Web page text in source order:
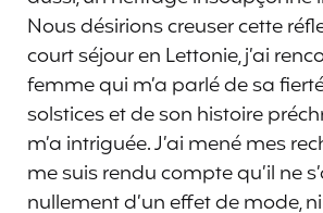
Nous désirions creuser cette
court séjour en Lettonie, j’ai
femme qui m’a parlé de sa
solstices et de son histoire
m’a intriguée. J’ai mené mes
me suis rendu compte qu’il ne
nullement d’un effet de mode,